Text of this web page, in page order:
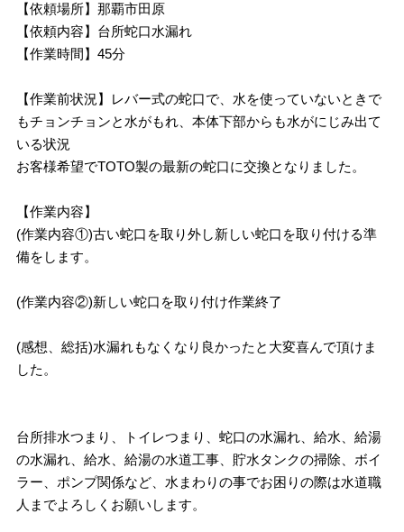
【依頼場所】那覇市田原
【依頼内容】台所蛇口水漏れ
【作業時間】45分
【作業前状況】レバー式の蛇口で、水を使っていないときで
もチョンチョンと水がもれ、本体下部からも水がにじみ出て
いる状況
お客様希望でTOTO製の最新の蛇口に交換となりました。
【作業内容】
(作業内容①)古い蛇口を取り外し新しい蛇口を取り付ける準
備をします。
(作業内容②)新しい蛇口を取り付け作業終了
(感想、総括)水漏れもなくなり良かったと大変喜んで頂けま
した。
台所排水つまり、トイレつまり、蛇口の水漏れ、給水、給湯
の水漏れ、給水、給湯の水道工事、貯水タンクの掃除、ボイ
ラー、ポンプ関係など、水まわりの事でお困りの際は水道職
人までよろしくお願いします。